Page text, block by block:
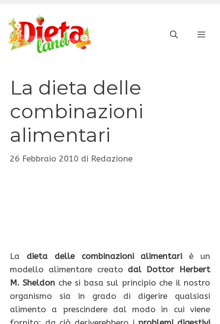
contenuto
La dieta delle
combinazioni
alimentari
26 Febbraio 2010 di Redazione
La dieta delle combinazioni alimentari è un
modello alimentare creato dal Dottor Herbert
M. Sheldon che si basa sul principio che il nostro
organismo sia in grado di digerire qualsiasi
alimento a prescindere dal modo in cui viene